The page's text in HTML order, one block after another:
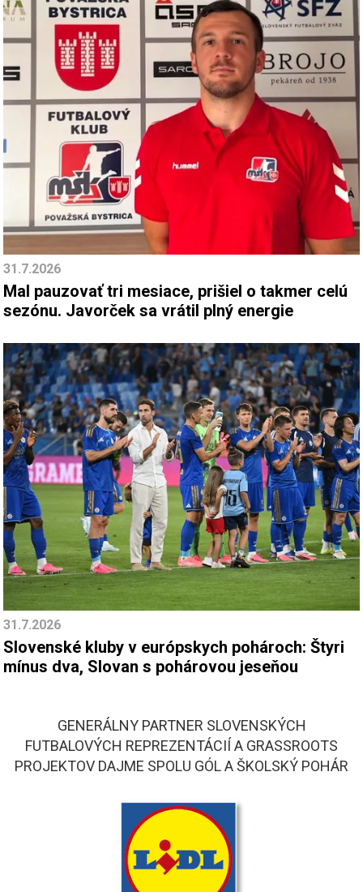
31.7.2026
Mal pauzovať tri mesiace, prišiel o takmer celú
sezónu. Javorček sa vrátil plný energie
31.7.2026
Slovenské kluby v európskych pohároch: Štyri
mínus dva, Slovan s pohárovou jeseňou
GENERÁLNY PARTNER SLOVENSKÝCH
FUTBALOVÝCH REPREZENTÁCIÍ A GRASSROOTS
PROJEKTOV DAJME SPOLU GÓL A ŠKOLSKÝ POHÁR